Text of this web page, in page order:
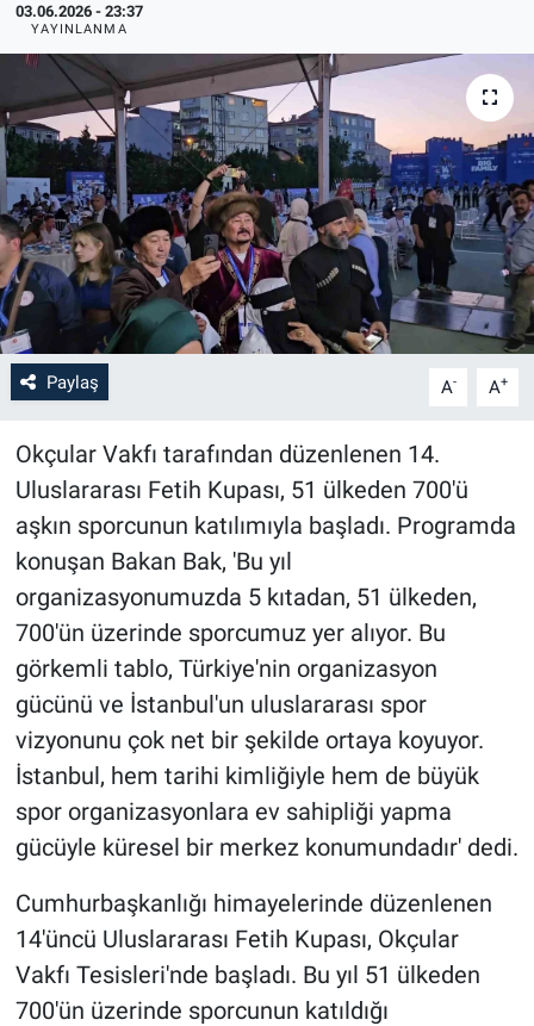
03.06.2026 - 23:37
YAYINLANMA
Paylaş A- A+
Okçular Vakfı tarafından düzenlenen 14.
Uluslararası Fetih Kupası, 51 ülkeden 700'ü
aşkın sporcunun katılımıyla başladı. Programda
konuşan Bakan Bak, 'Bu yıl
organizasyonumuzda 5 kıtadan, 51 ülkeden,
700'ün üzerinde sporcumuz yer alıyor. Bu
görkemli tablo, Türkiye'nin organizasyon
gücünü ve İstanbul'un uluslararası spor
vizyonunu çok net bir şekilde ortaya koyuyor.
İstanbul, hem tarihi kimliğiyle hem de büyük
spor organizasyonlara ev sahipliği yapma
gücüyle küresel bir merkez konumundadır' dedi.
Cumhurbaşkanlığı himayelerinde düzenlenen
14'üncü Uluslararası Fetih Kupası, Okçular
Vakfı Tesisleri'nde başladı. Bu yıl 51 ülkeden
700'ün üzerinde sporcunun katıldığı